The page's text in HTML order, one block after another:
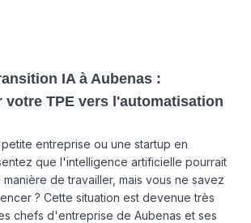
IA à Aubenas :
votre TPE vers l'automatisation
entreprise ou une startup en
que l'intelligence artificielle pourrait
de travailler, mais vous ne savez
? Cette situation est devenue très
chefs d'entreprise de Aubenas et ses